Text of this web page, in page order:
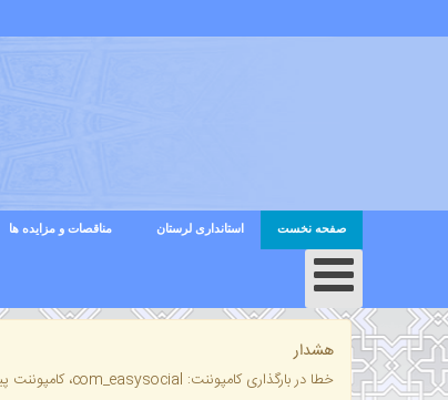
صفحه نخست استانداری لرستان مناقصات و مزایده ها
هشدار
خطا در بارگذاری کامپوننت: com_easysocial، کامپوننت پیدا نشد